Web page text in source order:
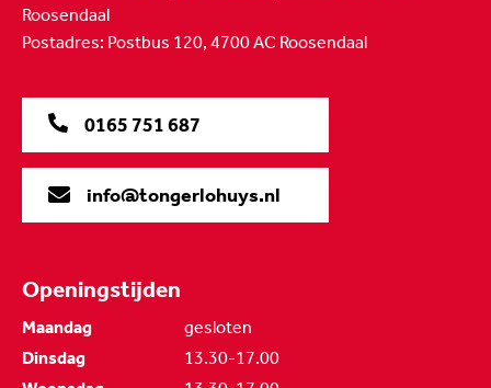
Roosendaal
Postadres: Postbus 120, 4700 AC Roosendaal
0165 751 687
info@tongerlohuys.nl
Openingstijden
Maandag
gesloten
Dinsdag
13.30-17.00